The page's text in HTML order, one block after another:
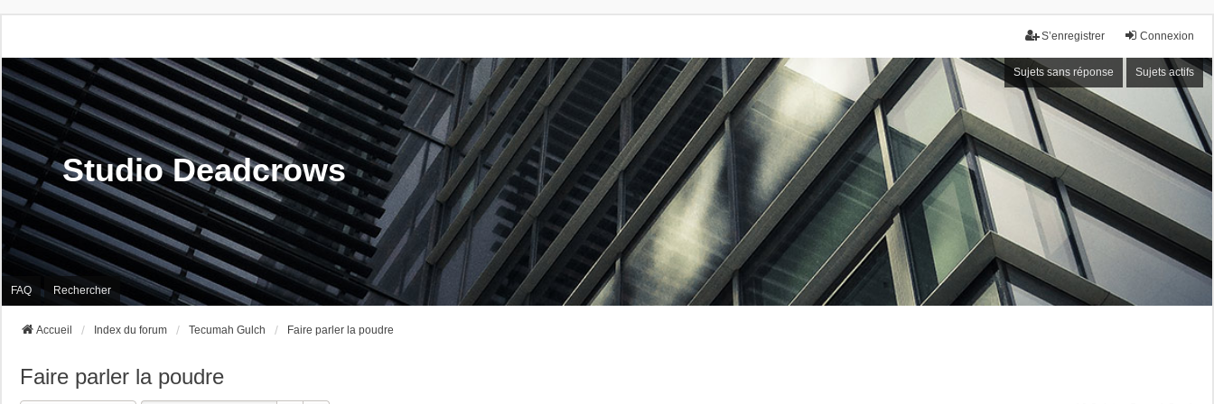
Connexion
S’enregistrer
Sujets sans réponse Sujets actifs
Studio Deadcrows
FAQ Rechercher
Accueil Index du forum Tecumah Gulch Faire parler la poudre
Faire parler la poudre